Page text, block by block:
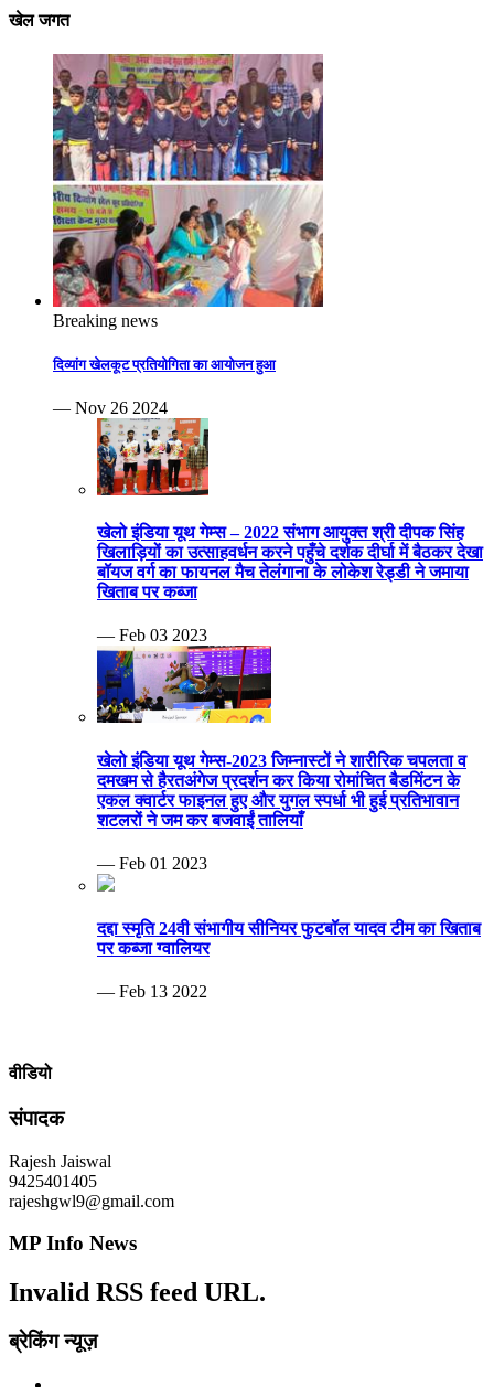
खेल जगत
Breaking news
दिव्यांग खेलकूट प्रतियोगिता का आयोजन हुआ
— Nov 26 2024
खेलो इंडिया यूथ गेम्स – 2022 संभाग आयुक्त श्री दीपक सिंह
खिलाड़ियों का उत्साहवर्धन करने पहुँचे दर्शक दीर्घा में बैठकर देखा
बॉयज वर्ग का फायनल मैच तेलंगाना के लोकेश रेड्डी ने जमाया
खिताब पर कब्जा
— Feb 03 2023
खेलो इंडिया यूथ गेम्स-2023 जिम्नास्टों ने शारीरिक चपलता व
दमखम से हैरतअंगेज प्रदर्शन कर किया रोमांचित बैडमिंटन के
एकल क्वार्टर फाइनल हुए और युगल स्पर्धा भी हुई प्रतिभावान
शटलरों ने जम कर बजवाईं तालियाँ
— Feb 01 2023
दद्दा स्मृति 24वी संभागीय सीनियर फुटबॉल यादव टीम का खिताब
पर कब्जा ग्वालियर
— Feb 13 2022
वीडियो
संपादक
Rajesh Jaiswal
9425401405
rajeshgwl9@gmail.com
MP Info News
Invalid RSS feed URL.
ब्रेकिंग न्यूज़